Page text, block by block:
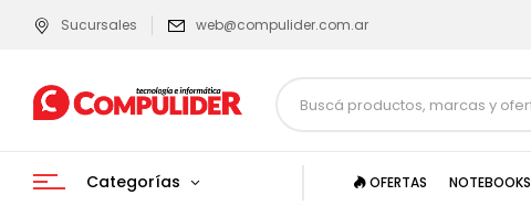
Sucursales web@compulider.com.ar
Categorías OFERTAS NOTEBOOKS